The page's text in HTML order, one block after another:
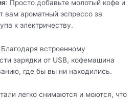
: Просто добавьте молотый кофе и
вам ароматный эспрессо за
к электричеству.
Благодаря встроенному
зарядки от USB, кофемашина
где бы вы ни находились.
легко снимаются и моются, что